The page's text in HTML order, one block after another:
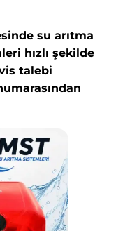
su arıtma
hızlı şekilde
talebi